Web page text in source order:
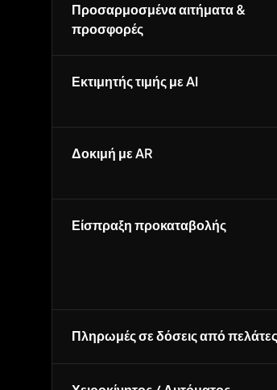
Προσαρμοσμένα αιτήματα &
προσφορές
Εκτιμητής τιμής με AI
Δοκιμή με AR
Είσπραξη προκαταβολής
Πληρωμές σε δόσεις από πελάτες